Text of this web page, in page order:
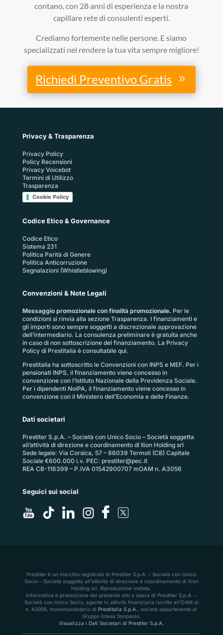
contano, con 28 anni di esperienza e la nostra
capillare rete di consulenti esperti.
Crediamo fortemente nelle persone. E siamo
specializzati nel rendere la tua vita sempre migliore!
Richiedi Preventivo Gratis
Privacy & Trasparenza
Privacy Policy
Policy Recensioni
Privacy Voicebot
Termini di Utilizzo
Trasparenza
Cookie Policy
Codice Etico & Governance
Codice Etico
Sistema 231
Politica Parità di Genere
Politica Anticorruzione
Segnalazioni (Whistleblowing)
Convenzioni & Note Legali
Messaggio promozionale con finalità promozionale. Per le
condizioni si rinvia alla sezione Trasparenza. I finanziamenti e
gli importi sono sempre soggetti a discrezionale approvazione
dell’intermediario. La consulenza preliminare è gratuita anche
in caso di non sottoscrizione del finanziamento. La Privacy
Policy di Prestitalia è consultabile qui.
Prestitalia ha sottoscritto le Convenzioni con INPS e MEF. Per i
pensionati INPS, il finanziamento viene concesso in
convenzione con l’Istituto Nazionale della Previdenza Sociale.
Per i dipendenti NoiPA, il finanziamento viene concesso in
convenzione con il Ministero dell’Economia e delle Finanze.
Dati societari
Prestiter S.p.A. – Società con Unico Socio – Società soggetta
all’attività di direzione e coordinamento di Ilion Holding srl
Sede legale: Via Corsica, 57 – 86039 Termoli (CB) Capitale
Sociale €600.000 i.v. PEC: prestiter@pec.it
REA CB-116399 – P.IVA 01542900707 mOAM n. A3056
Seguici sui social
Prestiter è un marchio registrato di Prestiter S.p.A. – Società con Unico
Socio – Società soggetta all’attività di direzione e coordinamento di Ilion
Holding srl. Riproduzione vietata.
Informativa e promozione del presente sito a opera di Prestiter S.p.A. –
Società con Unico Socio, agente in attività finanziaria iscritto all’OAM al
n. A3056, monomandatario diPrestitalia S.p.A., società appartenente al
Gruppo Intesa Sanpaolo.
Visualizza i Dati Societari di Prestiter S.p.A.